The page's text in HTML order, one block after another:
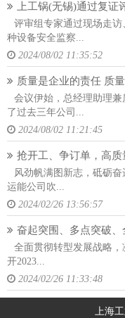
上工锅(无锡)通过复证评审
评审组专家通过现场走
种设备安全监察...
2024/08/02 11:35:52
质量是企业的责任 质量是企业
会议伊始，总经理助理
了过去三年公司...
2024/08/02 11:21:45
抢开工、争订单，高质
风劲帆满图新志，砥砺奋
运能公司吹...
2024/02/26 13:56:57
奋起突围、多点突破、全面突起
全面贯彻转型发展战略
开2023...
2024/02/26 11:33:48
上海